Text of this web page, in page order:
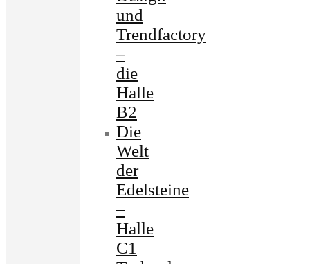
und
Trendfactory
–
die
Halle
B2
Die
Welt
der
Edelsteine
–
Halle
C1